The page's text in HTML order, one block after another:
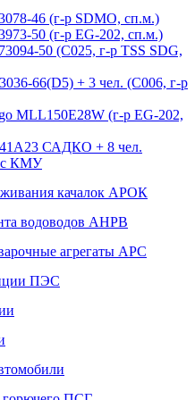
46 (г-р SDMO, сп.м.)
50 (г-р EG-202, сп.м.)
50 (С025, г-р TSS SDG,
66(D5) + 3 чел. (C006, г-р
MLL150E28W (г-р EG-202,
САДКО + 8 чел.
с КМУ
качалок АРОК
водоводов АНРВ
агрегаты АРС
ПЭС